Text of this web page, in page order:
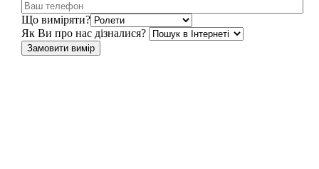
Що виміряти?
Як Ви про нас дізналися?
Замовити вимір